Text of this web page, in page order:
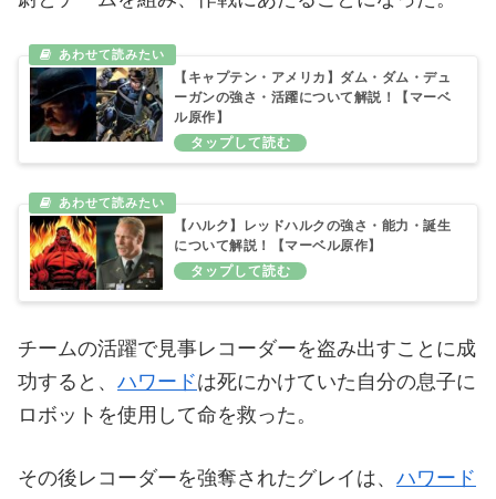
【キャプテン・アメリカ】ダム・ダム・デュ
ーガンの強さ・活躍について解説！【マーベ
ル原作】
【ハルク】レッドハルクの強さ・能力・誕生
について解説！【マーベル原作】
チームの活躍で見事レコーダーを盗み出すことに成
功すると、 ハワードは死にかけていた自分の息子に
ロボットを使用して命を救った。
その後レコーダーを強奪されたグレイは、 ハワード